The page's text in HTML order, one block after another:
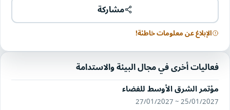
مشاركة
الإبلاغ عن معلومات خاطئة!
فعاليات أخرى في مجال البيئة والاستدامة
مؤتمر الشرق الأوسط للفضاء
25/01/2027 ~ 27/01/2027